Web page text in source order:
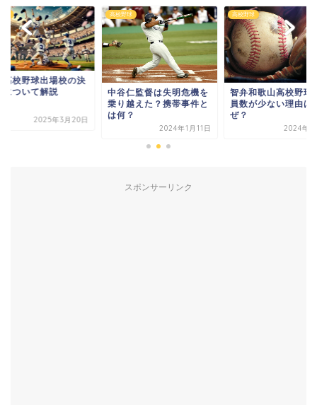
高校野球出場校の決
について解説
2025年3月20日
高校野球
中谷仁監督は失明危機を
乗り越えた？携帯事件と
は何？
2024年1月11日
高校野球
智弁和歌山高校野球
員数が少ない理由は
ぜ？
2024年8
スポンサーリンク